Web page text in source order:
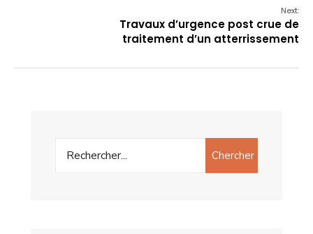
Next:
Travaux d’urgence post crue de
traitement d’un atterrissement
Chercher